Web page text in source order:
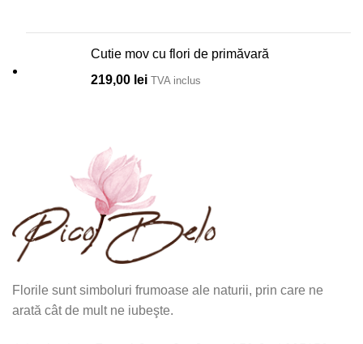
Cutie mov cu flori de primăvară
219,00 lei TVA inclus
Florile sunt simboluri frumoase ale naturii, prin care ne
arată cât de mult ne iubeşte.